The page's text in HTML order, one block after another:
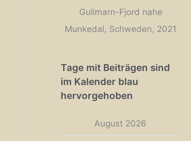
Gullmarn-Fjord nahe
Munkedal, Schweden, 2021
Tage mit Beiträgen sind
im Kalender blau
hervorgehoben
August 2026